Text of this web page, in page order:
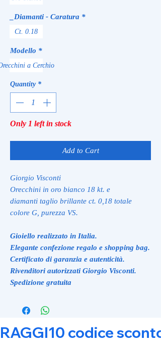
_Diamanti - Caratura *
Ct. 0.18
Modello *
a Cerchio
Quantity *
Only 1 left in stock
Add to Cart
Giorgio Visconti
Orecchini in oro bianco 18 kt. e
diamanti taglio brillante ct. 0,18 totale
colore G, purezza VS.
Gioiello realizzato in Italia.
Elegante confezione regalo e shopping bag.
Certificato di garanzia e autenticità.
Rivenditori autorizzati Giorgio Visconti.
Spedizione gratuita
RAGGI10 codice